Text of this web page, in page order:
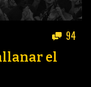
94
el